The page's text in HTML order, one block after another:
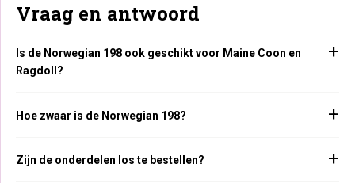
Vraag en antwoord
Is de Norwegian 198 ook geschikt voor Maine Coon en
Ragdoll?
Hoe zwaar is de Norwegian 198?
Zijn de onderdelen los te bestellen?